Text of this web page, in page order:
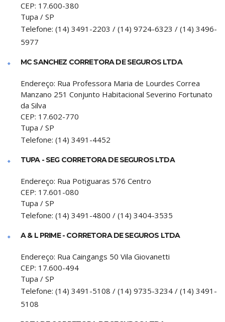
CEP: 17.600-380
Tupa / SP
Telefone: (14) 3491-2203 / (14) 9724-6323 / (14) 3496-
5977
MC SANCHEZ CORRETORA DE SEGUROS LTDA
Endereço: Rua Professora Maria de Lourdes Correa
Manzano 251 Conjunto Habitacional Severino Fortunato
da Silva
CEP: 17.602-770
Tupa / SP
Telefone: (14) 3491-4452
TUPA - SEG CORRETORA DE SEGUROS LTDA
Endereço: Rua Potiguaras 576 Centro
CEP: 17.601-080
Tupa / SP
Telefone: (14) 3491-4800 / (14) 3404-3535
A & L PRIME - CORRETORA DE SEGUROS LTDA
Endereço: Rua Caingangs 50 Vila Giovanetti
CEP: 17.600-494
Tupa / SP
Telefone: (14) 3491-5108 / (14) 9735-3234 / (14) 3491-
5108